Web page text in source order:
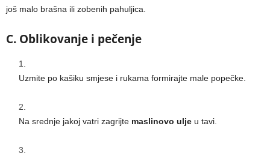
još malo brašna ili zobenih pahuljica.
C. Oblikovanje i pečenje
Uzmite po kašiku smjese i rukama formirajte male popečke.
Na srednje jakoj vatri zagrijte maslinovo ulje u tavi.